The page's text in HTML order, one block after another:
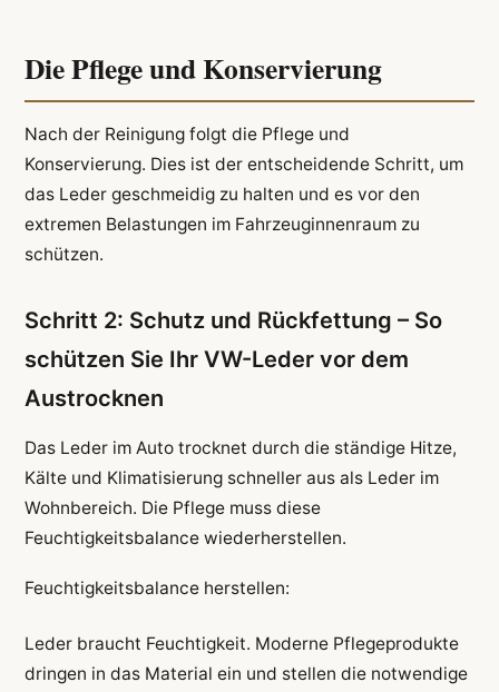
Die Pflege und Konservierung
Nach der Reinigung folgt die Pflege und
Konservierung. Dies ist der entscheidende Schritt, um
das Leder geschmeidig zu halten und es vor den
extremen Belastungen im Fahrzeuginnenraum zu
schützen.
Schritt 2: Schutz und Rückfettung – So
schützen Sie Ihr VW-Leder vor dem
Austrocknen
Das Leder im Auto trocknet durch die ständige Hitze,
Kälte und Klimatisierung schneller aus als Leder im
Wohnbereich. Die Pflege muss diese
Feuchtigkeitsbalance wiederherstellen.
Feuchtigkeitsbalance herstellen:
Leder braucht Feuchtigkeit. Moderne Pflegeprodukte
dringen in das Material ein und stellen die notwendige